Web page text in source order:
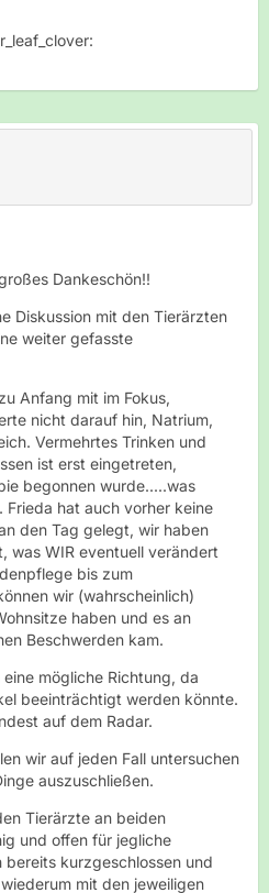
Dankeschön!!
Diskussion mit den Tierärzten
weiter gefasste
Anfang mit im Fokus,
nicht darauf hin, Natrium,
Vermehrtes Trinken und
ist erst eingetreten,
begonnen wurde.....was
hat auch vorher keine
den Tag gelegt, wir haben
was WIR eventuell verändert
bis zum
wir (wahrscheinlich)
haben und es an
Beschwerden kam.
mögliche Richtung, da
beeinträchtigt werden könnte.
auf dem Radar.
wir auf jeden Fall untersuchen
auszuschließen.
Tierärzte an beiden
und offen für jegliche
bereits kurzgeschlossen und
mit den jeweiligen